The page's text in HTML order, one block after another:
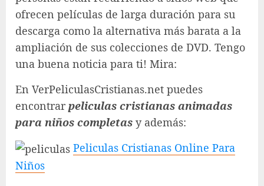
ofrecen películas de larga duración para su
descarga como la alternativa más barata a la
ampliación de sus colecciones de DVD. Tengo
una buena noticia para ti! Mira:
En VerPeliculasCristianas.net puedes
encontrar peliculas cristianas animadas
para niños completas y además:
Peliculas Cristianas Online Para
Niños